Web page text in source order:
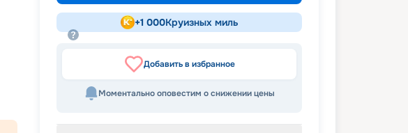
+1 000Круизных миль
Добавить в избранное
Моментально оповестим о снижении цены